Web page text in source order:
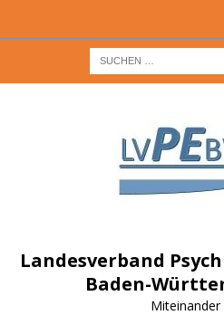
Landesverband
Baden-
Miteinander